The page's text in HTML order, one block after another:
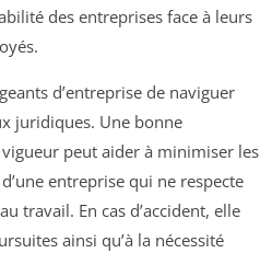
des entreprises face à leurs
d’entreprise de naviguer
juridiques. Une bonne
peut aider à minimiser les
entreprise qui ne respecte
travail. En cas d’accident, elle
ainsi qu’à la nécessité